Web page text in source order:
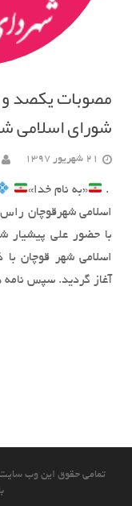
مصوبات یکصد
شورای اسلامی
21 شهریور 1397
‍ . «به نام خدا»
با حضور علی پیشیار
اسلامی شهر قوچان
آغاز گردید. سپس
تمامی حقوق این وب